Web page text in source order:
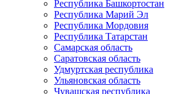
Республика Башкортостан
Республика Марий Эл
Республика Мордовия
Республика Татарстан
Самарская область
Саратовская область
Удмуртская республика
Ульяновская область
Чувашская республика